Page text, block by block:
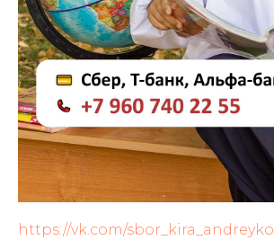
https://vk.com/sbor_kira_andreyko